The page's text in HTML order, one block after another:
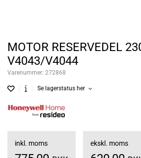
MOTOR RESERVEDEL
V4043/V4044
Varenummer: 272868
Se lagerstatus her
inkl. moms ekskl. moms